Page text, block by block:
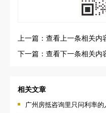
上一篇：查看上一条相关内
下一篇：查看下一条相关内
相关文章
广州房抵咨询里只问利率